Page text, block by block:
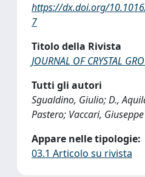
https://dx.doi.org/
7
Titolo della Rivista
JOURNAL OF CRYSTAL
Tutti gli autori
Sgualdino, Giulio; D.,
Pastero; Vaccari, Giuseppe
Appare nelle tipologie:
03.1 Articolo su rivista